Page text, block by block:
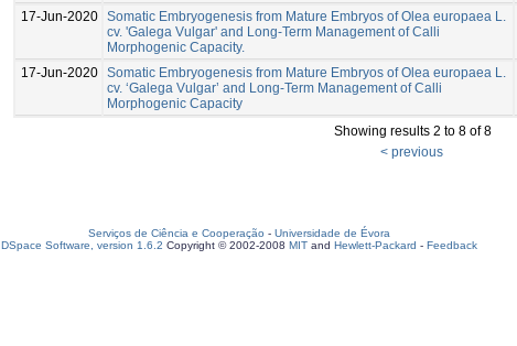
17-Jun-2020 Somatic Embryogenesis from Mature Embryos of Olea europaea L.
cv. 'Galega Vulgar' and Long-Term Management of Calli
Morphogenic Capacity.
17-Jun-2020 Somatic Embryogenesis from Mature Embryos of Olea europaea L.
cv. ‘Galega Vulgar’ and Long-Term Management of Calli
Morphogenic Capacity
Showing results 2 to 8 of 8
< previous
Serviços de Ciência e Cooperação - Universidade de Évora
DSpace Software, version 1.6.2 Copyright © 2002-2008 MIT and Hewlett-Packard - Feedback